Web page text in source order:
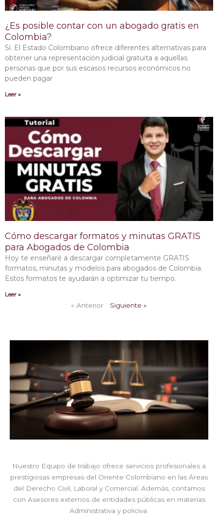
¿Es posible contar con un abogado gratis en
Colombia?
Sí. El Estado Colombiano ofrece diferentes alternativas para
obtener una representación judicial gratuita a aquellas
personas que por sus escasos recursos económicos no
pueden pagar
Leer »
Cómo descargar formatos y minutas GRATIS
para Abogados de Colombia
Hoy te enseñaré a descargar completamente GRATIS
formatos, minutas y modelos para abogados de Colombia.
Estos formatos te ayudarán a optimizar tu tiempo.
Leer »
« Anterior Siguiente »
Nuestro Equipo de trabajo ofrece servicios profesionales a
prestigiosas empresas del Oriente Colombiano en las Áreas
del Derecho Civil, Laboral y Comercial. Además, contamos
con Asesores externos de entidades públicas en materias
Administrativa y policiva.